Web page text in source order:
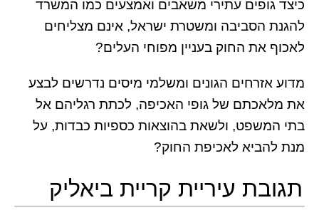
כיצד גופים עתירי משאבים ואמצעים כמו המשרד
להגנת הסביבה ומשטרת ישראל, אינם מצליחים
לאכוף את החוק בעניין מפוחי העלים?
מדוע אזרחים הגונים ומשלמי מיסים נדרשים לבצע
את מלאכתם של גופי האכיפה, לכתת רגליהם אל
בתי המשפט, ולשאת בהוצאות כספיות כבדות, על
מנת להביא לאכיפת החוק?
תגובת עיריית קריית ביאליק